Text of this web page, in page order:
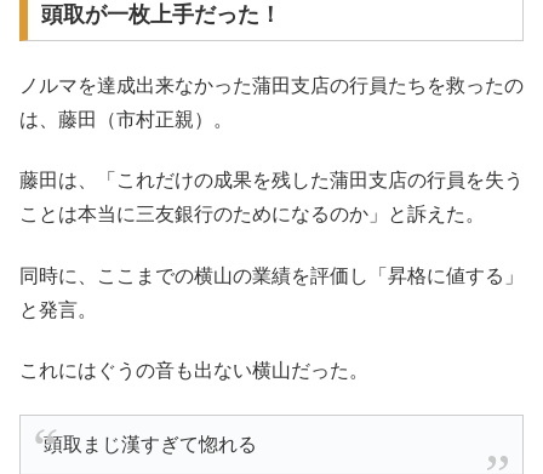
頭取が一枚上手だった！
ノルマを達成出来なかった蒲田支店の行員たちを救ったの
は、藤田（市村正親）。
藤田は、「これだけの成果を残した蒲田支店の行員を失う
ことは本当に三友銀行のためになるのか」と訴えた。
同時に、ここまでの横山の業績を評価し「昇格に値する」
と発言。
これにはぐうの音も出ない横山だった。
頭取まじ漢すぎて惚れる